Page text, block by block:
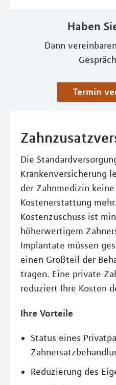
Haben
Dann
Termin
Die
Krankenversicherung
der Zahnmedizin
Kostenerstattung
Kostenzuschuss ist
höherwertigem
Implantate müssen
einen Großteil der
tragen. Eine private
reduziert Ihre Kosten
Ihre Vorteile
Status eines
Reduzierung des